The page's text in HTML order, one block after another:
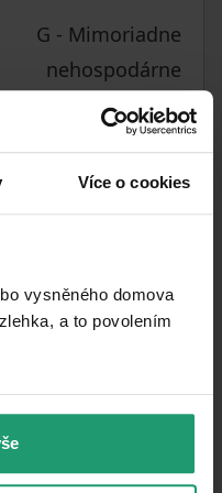
Více o cookies
vysněného domova
a to povolením
G - Mimoriadne
nehospodárne
100m²
58 900 CZK/ m2
dôležité